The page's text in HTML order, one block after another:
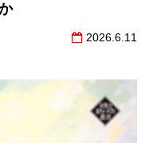
2026.6.11